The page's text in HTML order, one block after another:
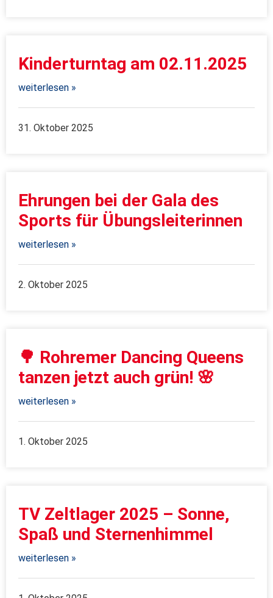
Kinderturntag am 02.11.2025
weiterlesen »
31. Oktober 2025
Ehrungen bei der Gala des
Sports für Übungsleiterinnen
weiterlesen »
2. Oktober 2025
🌳 Rohremer Dancing Queens
tanzen jetzt auch grün! 🌸
weiterlesen »
1. Oktober 2025
TV Zeltlager 2025 – Sonne,
Spaß und Sternenhimmel
weiterlesen »